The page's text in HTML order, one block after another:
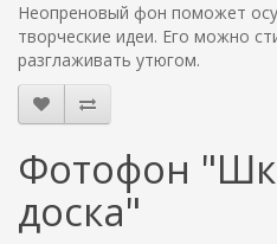
Неопреновый фон поможет
творческие идеи. Его можно
разглаживать утюгом.
Фотофон
доска"